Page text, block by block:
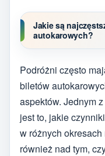
Jakie są
autokarowych?
Podróżni często
biletów
aspektów. Jednym
jest to, jakie
w różnych
również nad tym,